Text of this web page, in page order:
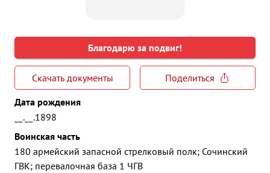
Благодарю за подвиг!
Скачать документы
Поделиться
Дата рождения
__.__.1898
Воинская часть
180 армейский запасной стрелковый полк; Сочинский
ГВК; перевалочная база 1 ЧГВ